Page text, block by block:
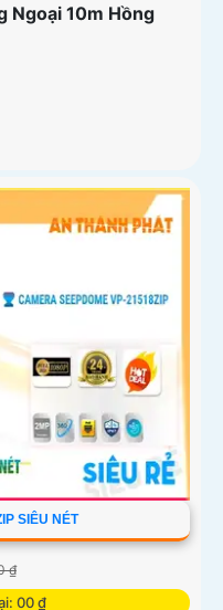
Ngoại 10m Hồng
SIÊU NÉT
₫
00 ₫